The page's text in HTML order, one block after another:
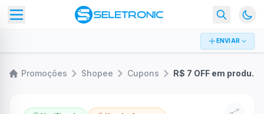
ENVIAR
Promoções Shopee Cupons R$ 7 OFF em produtos selecionados na loja Outlet dos Espelhos no Shopee